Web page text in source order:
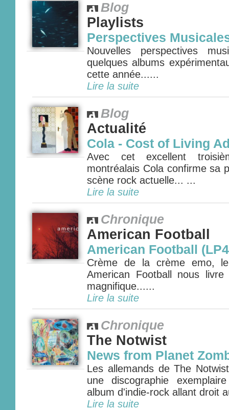
Blog
Playlists
Perspectives
Nouvelles perspectives
quelques albums
cette année......
Lire la suite
Blog
Actualité
Cola - Cost of Living
Avec cet excellent
montréalais Cola confirme sa
scène rock actuelle... ...
Lire la suite
Chronique
American Football
American Football
Crème de la crème emo,
American Football nous
magnifique......
Lire la suite
Chronique
The Notwist
News from Planet
Les allemands de The
une discographie
album d'indie-rock allant droit
Lire la suite